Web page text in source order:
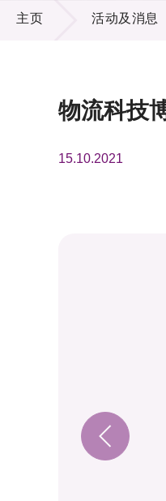
活动及消息
主页 活动及消息
物流科技
15.10.2021